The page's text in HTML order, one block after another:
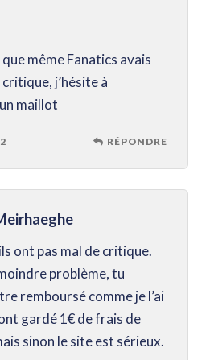
que même Fanatics avais
j’hésite à
maillot
RÉPONDRE
ont pas mal de critique.
problème, tu
remboursé comme je l’ai
gardé 1€ de frais de
sinon le site est sérieux.